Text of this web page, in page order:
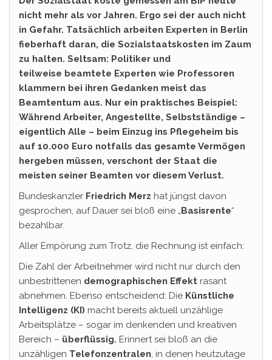
nicht mehr als vor Jahren. Ergo sei der auch nicht
in Gefahr. Tatsächlich arbeiten Experten in Berlin
fieberhaft daran, die Sozialstaatskosten im Zaum
zu halten. Seltsam: Politiker und
teilweise beamtete Experten wie Professoren
klammern bei ihren Gedanken meist das
Beamtentum aus. Nur ein praktisches Beispiel:
Während Arbeiter, Angestellte, Selbstständige –
eigentlich Alle – beim Einzug ins Pflegeheim bis
auf 10.000 Euro notfalls das gesamte Vermögen
hergeben müssen, verschont der Staat die
meisten seiner Beamten vor diesem Verlust.
Bundeskanzler Friedrich Merz hat jüngst davon
gesprochen, auf Dauer sei bloß eine „Basisrente“
bezahlbar.
Aller Empörung zum Trotz, die Rechnung ist einfach:
Die Zahl der Arbeitnehmer wird nicht nur durch den
unbestrittenen demographischen Effekt rasant
abnehmen. Ebenso entscheidend: Die Künstliche
Intelligenz (KI) macht bereits aktuell unzählige
Arbeitsplätze – sogar im denkenden und kreativen
Bereich – überflüssig. Erinnert sei bloß an die
unzähligen Telefonzentralen, in denen heutzutage